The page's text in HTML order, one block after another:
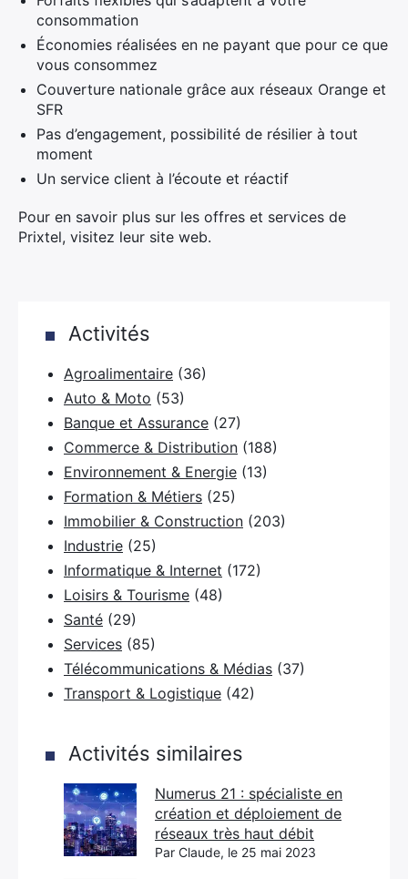
consommation
Économies réalisées en ne payant que pour ce que
vous consommez
Couverture nationale grâce aux réseaux Orange et
SFR
Pas d’engagement, possibilité de résilier à tout
moment
Un service client à l’écoute et réactif
Pour en savoir plus sur les offres et services de
Prixtel, visitez leur site web.
Activités
Agroalimentaire (36)
Auto & Moto (53)
Banque et Assurance (27)
Commerce & Distribution (188)
Environnement & Energie (13)
Formation & Métiers (25)
Immobilier & Construction (203)
Industrie (25)
Informatique & Internet (172)
Loisirs & Tourisme (48)
Santé (29)
Services (85)
Télécommunications & Médias (37)
Transport & Logistique (42)
Activités similaires
Numerus 21 : spécialiste en
création et déploiement de
réseaux très haut débit
Par Claude, le 25 mai 2023
Rechercher
: